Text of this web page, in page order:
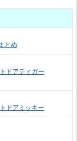
とめ
ドアティガー
ドアミッキー